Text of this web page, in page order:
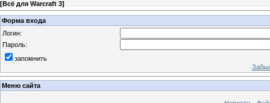
[Всё для Warcraft 3]
Форма входа
Логин:
Пароль:
запомнить
Меню сайта